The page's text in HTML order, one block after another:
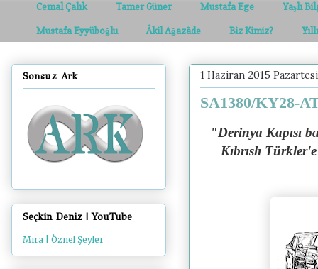
Cemal Çalık Tamer Güner Mustafa Ege Yaşlı
Mustafa Eyyüboğlu Âkil Ağazâde Biz Kimiz?
1 Haziran 2015 Pazartesi
SA1380/KY28-
"Derinya Kapısı
Kıbrıslı
Sonsuz Ark
Seçkin Deniz | YouTube
Mıra | Öznel Şeyler